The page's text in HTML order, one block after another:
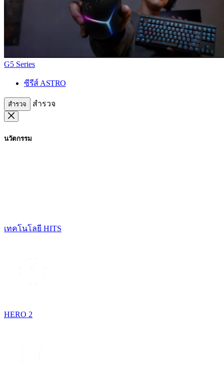
G5 Series
ซีรีส์ ASTRO
สำรวจ สำรวจ
นวัตกรรม
เทคโนโลยี HITS
HERO 2